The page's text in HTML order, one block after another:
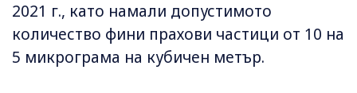
2021 г., като намали допустимото
количество фини прахови частици от 10 на
5 микрограма на кубичен метър.